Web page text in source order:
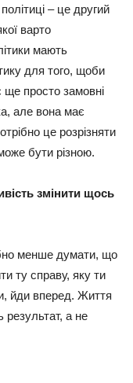
– це другий
варто
мають
для того, щоби
ще просто замовні
але вона має
це розрізняти
бути різною.
змінити щось
менше думати, що
ту справу, яку ти
йди вперед. Життя
результат, а не